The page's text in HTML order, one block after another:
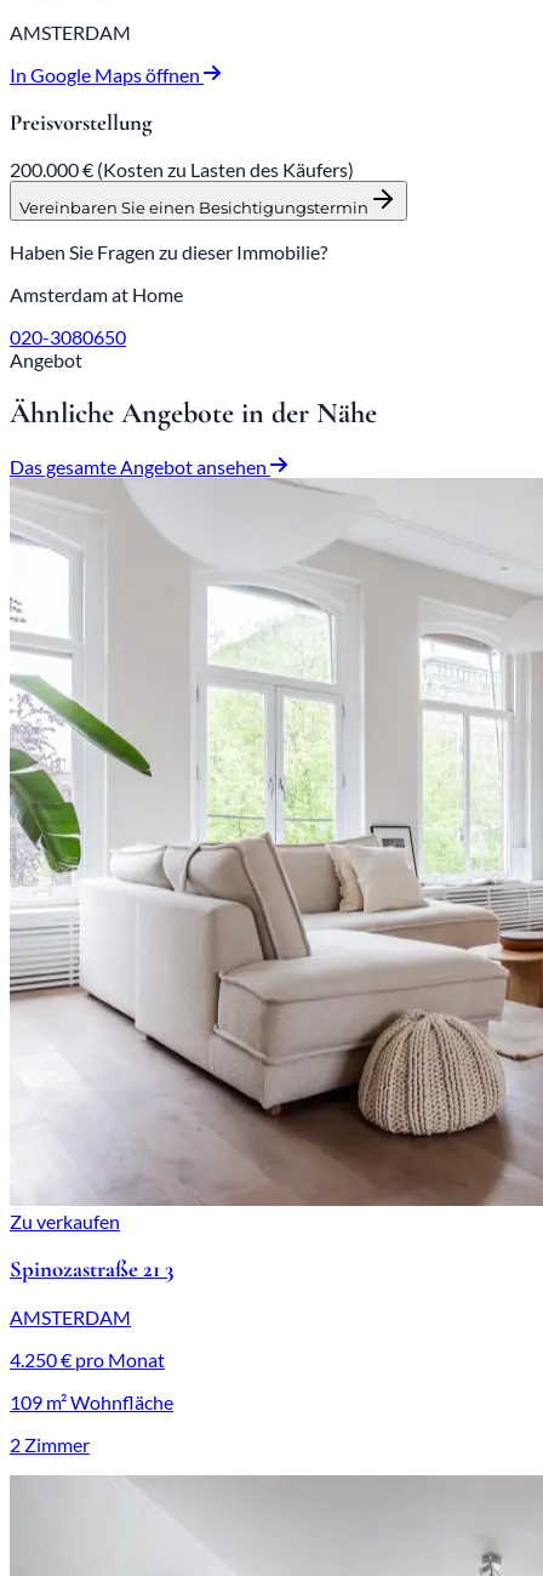
AMSTERDAM
In Google Maps öffnen
Preisvorstellung
200.000 € (Kosten zu Lasten des Käufers)
Vereinbaren Sie einen Besichtigungstermin
Haben Sie Fragen zu dieser Immobilie?
Amsterdam at Home
020-3080650
Angebot
Ähnliche Angebote in der Nähe
Das gesamte Angebot ansehen
Zu verkaufen
Spinozastraße 21 3
AMSTERDAM
4.250 € pro Monat
109 m² Wohnfläche
2 Zimmer